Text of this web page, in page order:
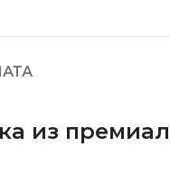
из